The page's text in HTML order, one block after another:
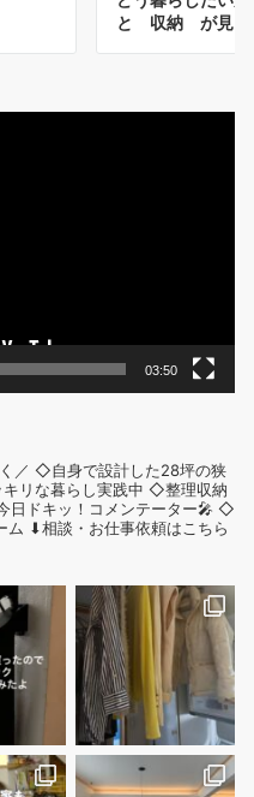
と 収納 が見え
03:50
／ ◇自身で設計した28坪の狭
リな暮らし実践中 ◇整理収納
日ドキッ！コメンテーター🎤 ◇
ム ⬇︎相談・お仕事依頼はこちら